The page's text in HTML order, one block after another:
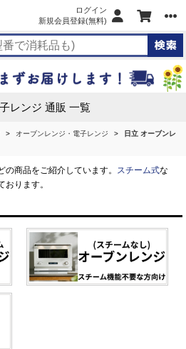
ログイン
新規会員登録(無料)
レンジ 通販 一覧
オーブンレンジ・電子レンジ
日立 オーブンレ
の商品をご紹介しています。 スチーム式な
おります。